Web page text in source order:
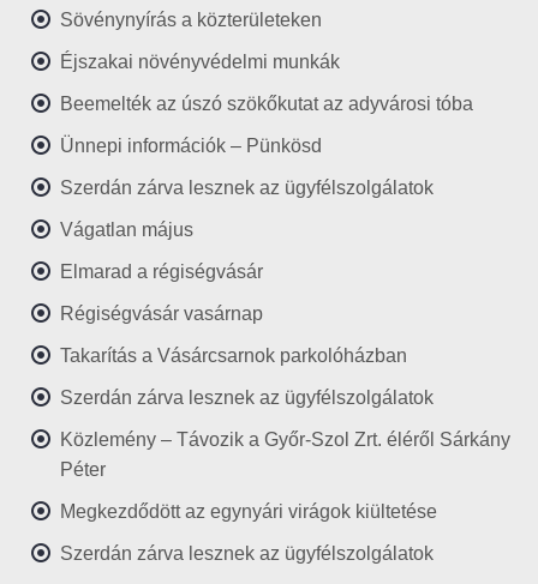
Sövénynyírás a közterületeken
Éjszakai növényvédelmi munkák
Beemelték az úszó szökőkutat az adyvárosi tóba
Ünnepi információk – Pünkösd
Szerdán zárva lesznek az ügyfélszolgálatok
Vágatlan május
Elmarad a régiségvásár
Régiségvásár vasárnap
Takarítás a Vásárcsarnok parkolóházban
Szerdán zárva lesznek az ügyfélszolgálatok
Közlemény – Távozik a Győr-Szol Zrt. éléről Sárkány
Péter
Megkezdődött az egynyári virágok kiültetése
Szerdán zárva lesznek az ügyfélszolgálatok